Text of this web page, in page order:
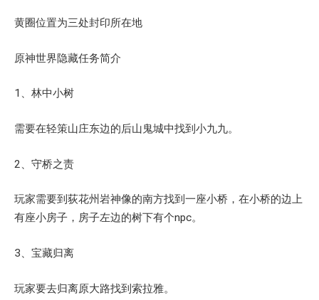
黄圈位置为三处封印所在地
原神世界隐藏任务简介
1、林中小树
需要在轻策山庄东边的后山鬼城中找到小九九。
2、守桥之责
玩家需要到荻花州岩神像的南方找到一座小桥，在小桥的边上
有座小房子，房子左边的树下有个npc。
3、宝藏归离
玩家要去归离原大路找到索拉雅。